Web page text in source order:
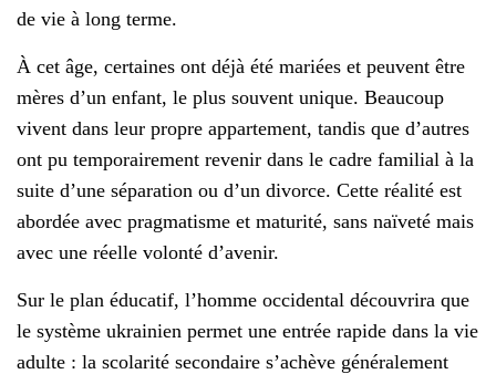
de vie à long terme.
À cet âge, certaines ont déjà été mariées et peuvent être
mères d’un enfant, le plus souvent unique. Beaucoup
vivent dans leur propre appartement, tandis que d’autres
ont pu temporairement revenir dans le cadre familial à la
suite d’une séparation ou d’un divorce. Cette réalité est
abordée avec pragmatisme et maturité, sans naïveté mais
avec une réelle volonté d’avenir.
Sur le plan éducatif, l’homme occidental découvrira que
le système ukrainien permet une entrée rapide dans la vie
adulte : la scolarité secondaire s’achève généralement